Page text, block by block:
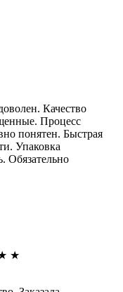
Качество
Процесс
понятен. Быстрая
Упаковка
Обязательно
★